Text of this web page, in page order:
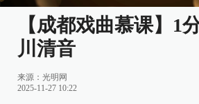
【成都戏曲慕课】1
川清音
来源： 光明网
2025-11-27 10:22